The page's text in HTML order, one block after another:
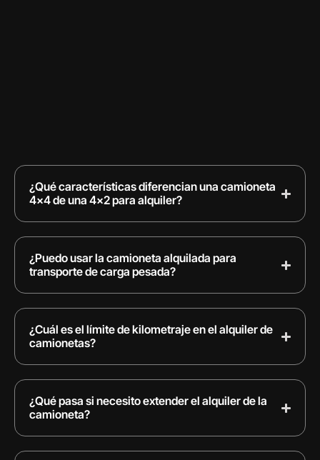
¿Qué características diferencian una camioneta
4x4 de una 4x2 para alquiler?
¿Puedo usar la camioneta alquilada para
transporte de carga pesada?
¿Cuál es el límite de kilometraje en el alquiler de
camionetas?
¿Qué pasa si necesito extender el alquiler de la
camioneta?